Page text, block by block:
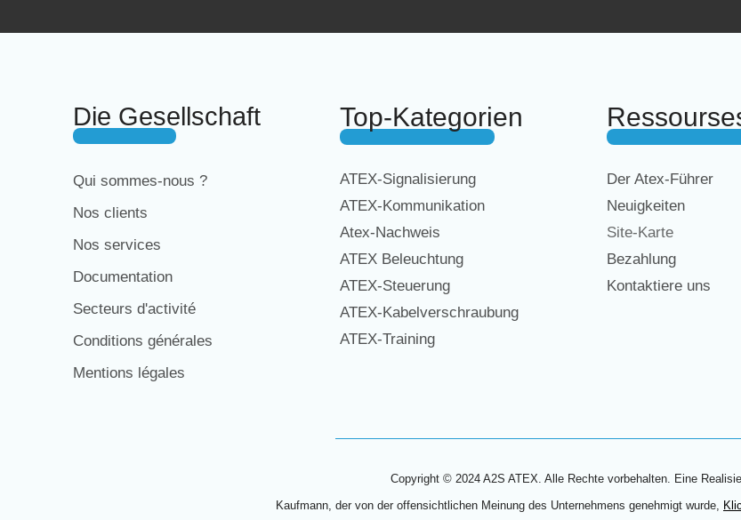
Die Gesellschaft
Qui sommes-nous ?
Nos clients
Nos services
Documentation
Secteurs d'activité
Conditions générales
Mentions légales
Top-Kategorien
ATEX-Signalisierung
ATEX-Kommunikation
Atex-Nachweis
ATEX Beleuchtung
ATEX-Steuerung
ATEX-Kabelverschraubung
ATEX-Training
Der Atex-Führer
Neuigkeiten
Site-Karte
Bezahlung
Kontaktiere uns
Copyright © 2024 A2S ATEX. Alle Rechte vorbehalten. Eine
Kaufmann, der von der offensichtlichen Meinung des Unternehmens genehmigt wurde,